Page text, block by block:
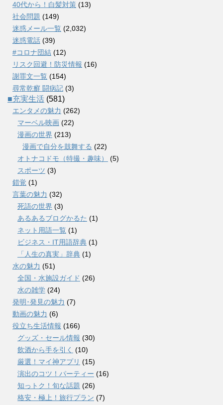
40代から！白髪対策 (13)
社会問題 (149)
迷惑メール一覧 (2,032)
迷惑電話 (39)
#コロナ団結 (12)
リスク回避！防災情報 (16)
謝罪文一覧 (154)
尋常乾癬 闘病記 (3)
■充実生活 (581)
エンタメの魅力 (262)
マーベル映画 (22)
漫画の世界 (213)
漫画で自分を鼓舞する (22)
オトナコドモ（特撮・趣味）
(5)
スポーツ (3)
錯覚 (1)
言葉の魅力 (32)
死語の世界 (3)
あるあるブログかるた (1)
ネット用語一覧 (1)
ビジネス・IT用語辞典 (1)
「人生の真実」辞典 (1)
水の魅力 (51)
全国・水施設ガイド (26)
水の雑学 (24)
発明･発見の魅力 (7)
動画の魅力 (6)
役立ち生活情報 (166)
グッズ・セール情報 (30)
飲酒から手を引く (10)
厳選！マイ神アプリ (15)
演出のコツ！パーティー (16)
知っトク！旬な話題 (26)
格安・極上！旅行プラン (7)